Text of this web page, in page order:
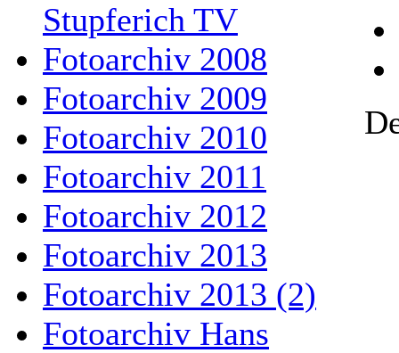
Stupferich TV
Fotoarchiv 2008
Fotoarchiv 2009
Fotoarchiv 2010
Fotoarchiv 2011
Fotoarchiv 2012
Fotoarchiv 2013
Fotoarchiv 2013 (2)
Fotoarchiv Hans